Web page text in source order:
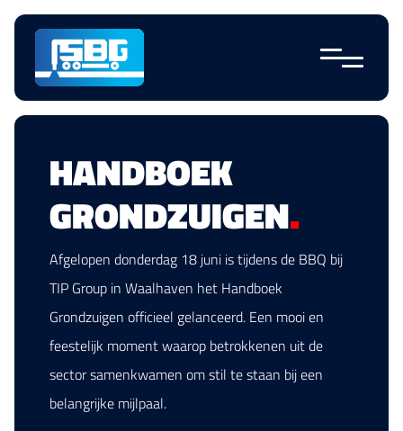
overslaan
HANDBOEK
GRONDZUIGEN.
Afgelopen donderdag 18 juni is tijdens de BBQ bij
TIP Group in Waalhaven het Handboek
Grondzuigen officieel gelanceerd. Een mooi en
feestelijk moment waarop betrokkenen uit de
sector samenkwamen om stil te staan bij een
belangrijke mijlpaal.